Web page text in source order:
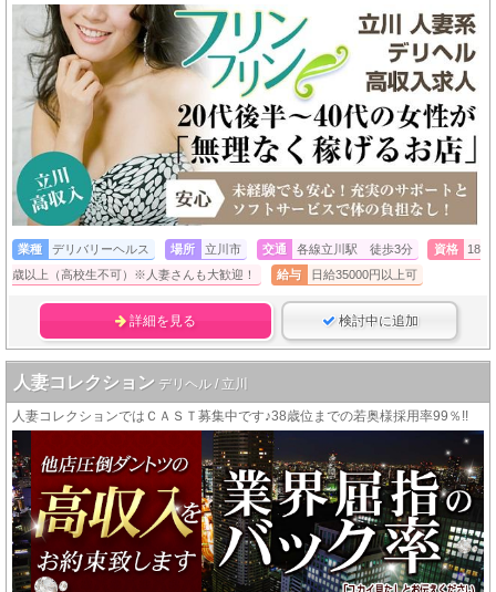
業種 デリバリーヘルス 場所 立川市 交通 各線立川駅 徒歩3分 資格
18
歳以上（高校生不可）※人妻さんも大歓迎！
給与 日給35000円以上可
詳細を見る 検討中に追加
人妻コレクション デリヘル / 立川
人妻コレクションではＣＡＳＴ募集中です♪38歳位までの若奥様採用率99％!!